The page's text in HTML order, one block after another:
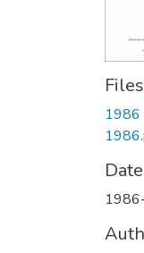
Files
1986
Date